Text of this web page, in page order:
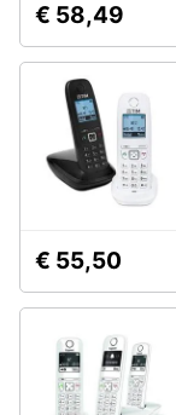
€ 58,49
€ 55,50